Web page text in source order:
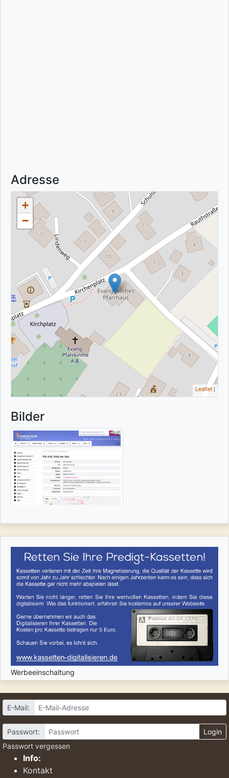
Adresse
+
−
Leaflet |
Bilder
Werbeeinschaltung
E-Mail:
Passwort:
Login
Passwort vergessen
Info:
Kontakt